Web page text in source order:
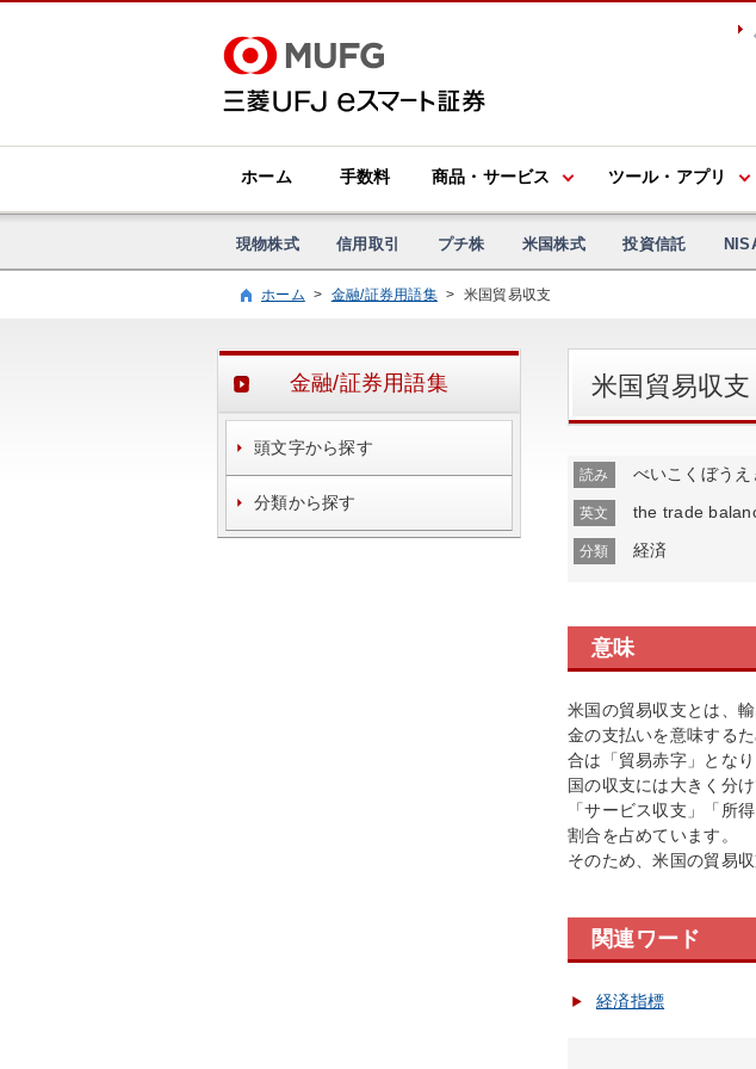
ホーム 手数料 商品・サービス ツール・アプリ
現物株式 信用取引 プチ株 米国株式 投資信託
ホーム > 金融/証券用語集 > 米国貿易収支
米国貿易収支
読み べいこくぼうえ
英文 the trade
分類 経済
意味
米国の貿易収支とは、
金の支払いを意味する
合は「貿易赤字」となり
国の収支には大きく分
「サービス収支」「所
割合を占めています。
そのため、米国の貿易
関連ワード
経済指標
金融/証券用語集
頭文字から探す
分類から探す